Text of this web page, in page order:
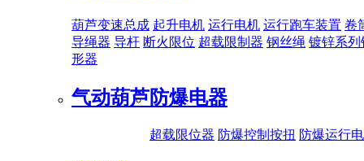
葫芦变速总成 起升电机 运行电机 运行跑车装置 卷
导绳器 导杆 断火限位 超载限制器 钢丝绳 镀锌系列
形器
气动葫芦防爆电器
超载限位器 防爆控制按扭 防爆运行